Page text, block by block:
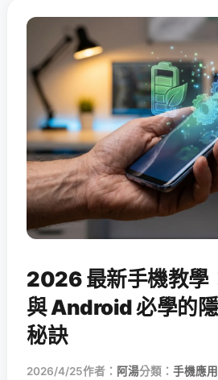
2026 最新手機教學
與 Android 必學的
秘訣
2026/4/25作者： 阿湯分類： 手機應